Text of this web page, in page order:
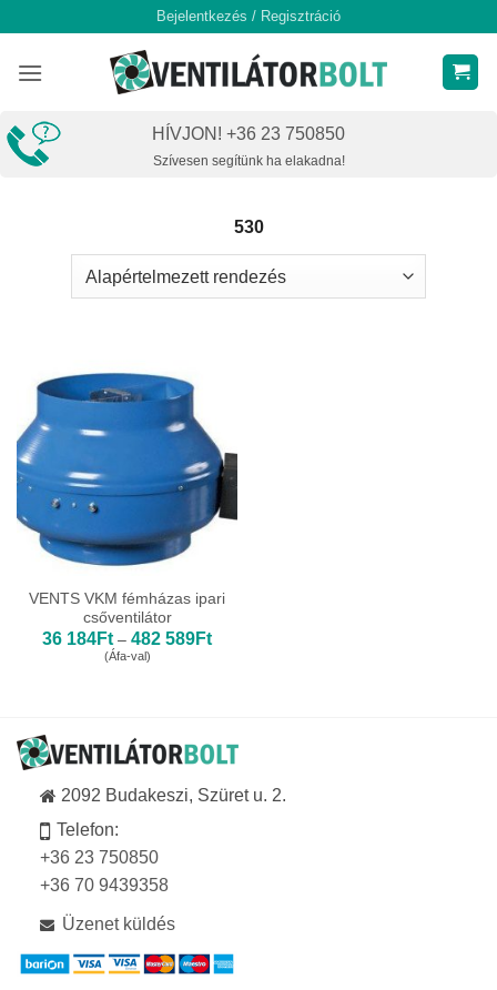
content
Bejelentkezés / Regisztráció
HÍVJON! +36 23 750850
Szívesen segítünk ha elakadna!
530
VENTS VKM fémházas ipari
csőventilátor
36 184Ft – 482 589FtÁrtartomány:
(Áfa-val)
2092 Budakeszi, Szüret u. 2.
Telefon:
+36 23 750850
+36 70 9439358
Üzenet küldés